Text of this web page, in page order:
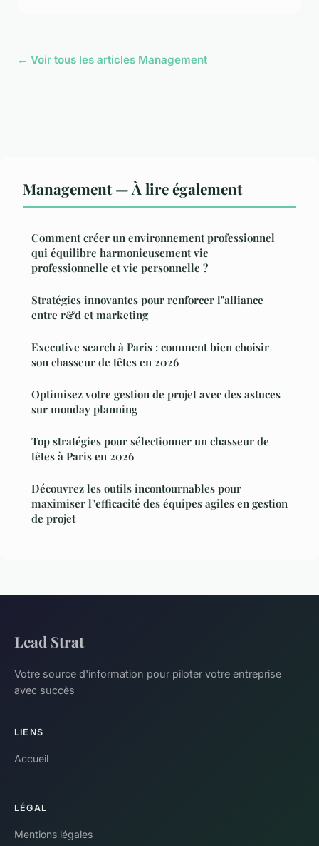
← Voir tous les articles Management
Management — À lire également
Comment créer un environnement professionnel
qui équilibre harmonieusement vie
professionnelle et vie personnelle ?
Stratégies innovantes pour renforcer l"alliance
entre r&d et marketing
Executive search à Paris : comment bien choisir
son chasseur de têtes en 2026
Optimisez votre gestion de projet avec des astuces
sur monday planning
Top stratégies pour sélectionner un chasseur de
têtes à Paris en 2026
Découvrez les outils incontournables pour
maximiser l"efficacité des équipes agiles en gestion
de projet
Lead Strat
Votre source d'information pour piloter votre entreprise
avec succès
LIENS
Accueil
LÉGAL
Mentions légales